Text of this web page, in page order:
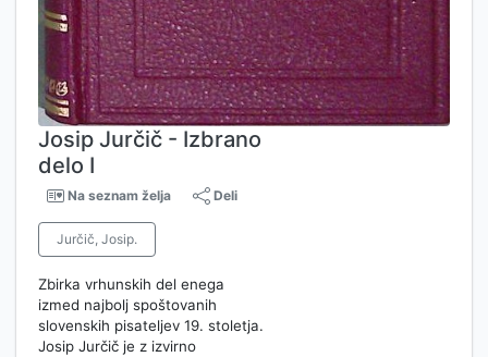
Josip Jurčič - Izbrano
delo I
Na seznam želja Deli
Jurčič, Josip.
Zbirka vrhunskih del enega
izmed najbolj spoštovanih
slovenskih pisateljev 19. stoletja.
Josip Jurčič je z izvirno